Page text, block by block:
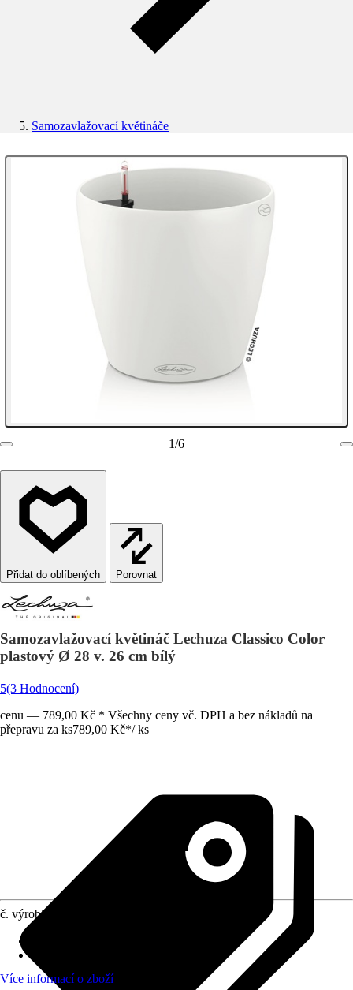
Samozavlažovací květináče
1/6
Porovnat
Samozavlažovací květináč Lechuza Classico Color
plastový Ø 28 v. 26 cm bílý
5(3 Hodnocení)
cenu — 789,00 Kč * Všechny ceny vč. DPH a bez nákladů na
přepravu za ks789,00 Kč*/ ks
č. výrobku
Více informací o zboží